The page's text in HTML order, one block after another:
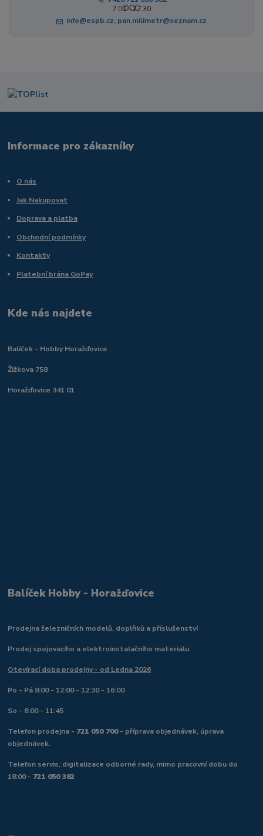
7:00 - 17:30
info@espb.cz, pan.milimetr@seznam.cz
Informace pro zákazníky
O nás
Jak Nakupovat
Doprava a platba
Obchodní podmínky
Kontakty
Platební brána GoPay
Kde nás najdete
Balíček - Hobby Horažďovice
Žižkova 758
Horažďovice 341 01
Balíček Hobby - Horažďovice
Prodejna železničních modelů, doplňků a příslušenství
Prodej spojovacího a elektroinstalačního materiálu
Otevírací doba prodejny - od Ledna 2026
Po - Pá 8:00 - 12:00 - 12:30 - 16:00
So - 8:00 - 11:45
Telefon prodejna - 721 050 700- příprava objednávek, úprava
objednávek.
Telefon servis, digitalizace odborné rady, mimo pracovní dobu do
18:00 - 721 050 382